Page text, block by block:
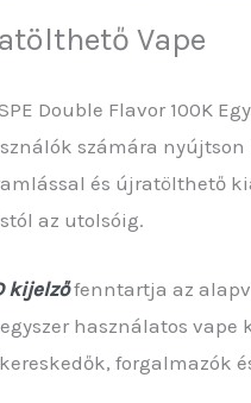
Vape
Double Flavor 100K
számára
és újratölthető
az utolsóig.
kijelzőfenntartja az
egyszer használatos
forgalmazók